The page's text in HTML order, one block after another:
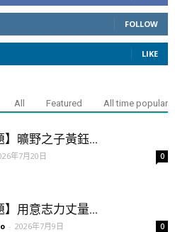
FOLLOW
LIKE
All Featured All time popular
】曠野之子黃鈺...
年7月20日 0
】用意志力丈量...
- 2026年7月9日 0